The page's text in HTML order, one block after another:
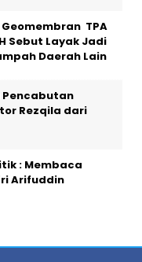
TPA
Sebut Layak Jadi
Daerah Lain
Pencabutan
Rezqila dari
: Membaca
Arifuddin